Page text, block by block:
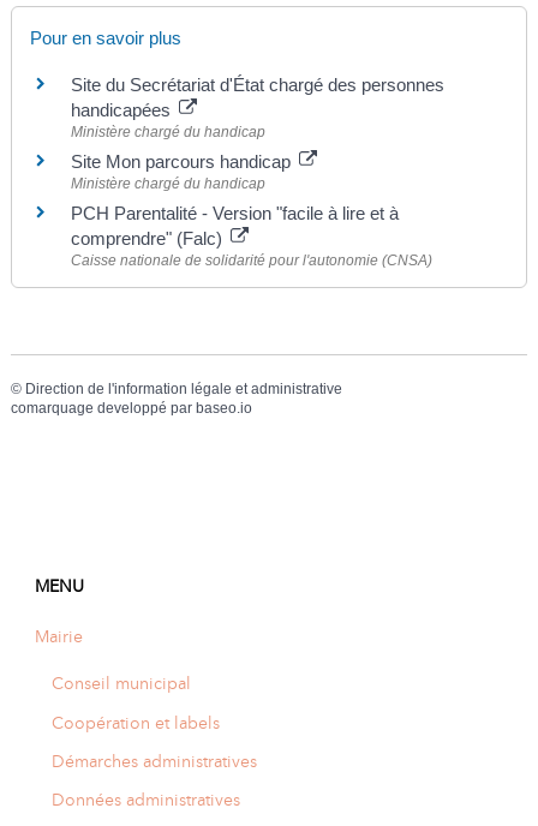
Pour en savoir plus
Site du Secrétariat d'État chargé des personnes
handicapées
Ministère chargé du handicap
Site Mon parcours handicap
Ministère chargé du handicap
PCH Parentalité - Version "facile à lire et à
comprendre" (Falc)
Caisse nationale de solidarité pour l'autonomie (CNSA)
© Direction de l'information légale et administrative
comarquage developpé par baseo.io
MENU
Mairie
Conseil municipal
Coopération et labels
Démarches administratives
Données administratives